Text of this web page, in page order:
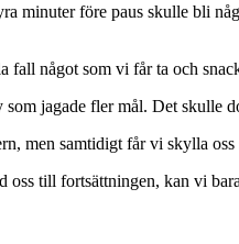
minuter före paus skulle bli
fall något som vi får ta och
jagade fler mål. Det skulle
men samtidigt får vi skylla
till fortsättningen, kan vi